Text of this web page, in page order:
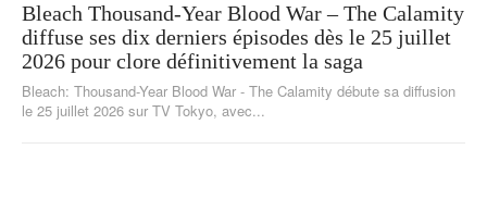
Bleach Thousand-Year Blood War – The Calamity
diffuse ses dix derniers épisodes dès le 25 juillet
2026 pour clore définitivement la saga
Bleach: Thousand-Year Blood War - The Calamity débute sa diffusion
le 25 juillet 2026 sur TV Tokyo, avec...